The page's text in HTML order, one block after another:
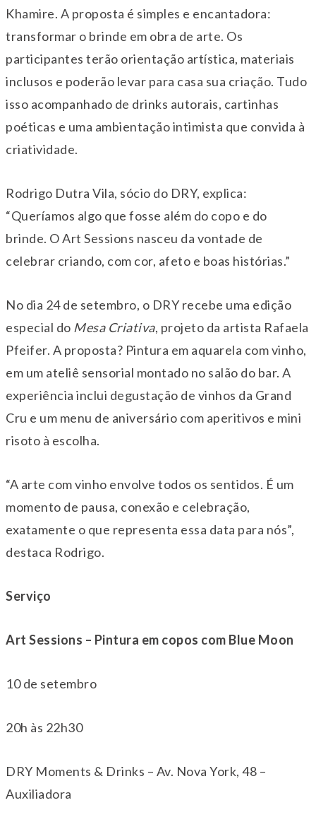
Khamire. A proposta é simples e encantadora:
transformar o brinde em obra de arte. Os
participantes terão orientação artística, materiais
inclusos e poderão levar para casa sua criação. Tudo
isso acompanhado de drinks autorais, cartinhas
poéticas e uma ambientação intimista que convida à
criatividade.
Rodrigo Dutra Vila, sócio do DRY, explica:
“Queríamos algo que fosse além do copo e do
brinde. O Art Sessions nasceu da vontade de
celebrar criando, com cor, afeto e boas histórias.”
No dia 24 de setembro, o DRY recebe uma edição
especial do Mesa Criativa, projeto da artista Rafaela
Pfeifer. A proposta? Pintura em aquarela com vinho,
em um ateliê sensorial montado no salão do bar. A
experiência inclui degustação de vinhos da Grand
Cru e um menu de aniversário com aperitivos e mini
risoto à escolha.
“A arte com vinho envolve todos os sentidos. É um
momento de pausa, conexão e celebração,
exatamente o que representa essa data para nós”,
destaca Rodrigo.
Serviço
Art Sessions – Pintura em copos com Blue Moon
10 de setembro
20h às 22h30
DRY Moments & Drinks – Av. Nova York, 48 –
Auxiliadora